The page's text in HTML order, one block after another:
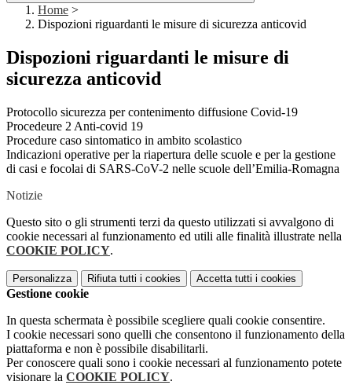
Home >
Dispozioni riguardanti le misure di sicurezza anticovid
Dispozioni riguardanti le misure di
sicurezza anticovid
Protocollo sicurezza per contenimento diffusione Covid-19
Procedeure 2 Anti-covid 19
Procedure caso sintomatico in ambito scolastico
Indicazioni operative per la riapertura delle scuole e per la gestione
di casi e focolai di SARS-CoV-2 nelle scuole dell’Emilia-Romagna
Notizie
Questo sito o gli strumenti terzi da questo utilizzati si avvalgono di
cookie necessari al funzionamento ed utili alle finalità illustrate nella
COOKIE POLICY.
Personalizza Rifiuta tutti i cookies Accetta tutti i cookies
Gestione cookie
In questa schermata è possibile scegliere quali cookie consentire.
I cookie necessari sono quelli che consentono il funzionamento della
piattaforma e non è possibile disabilitarli.
Per conoscere quali sono i cookie necessari al funzionamento potete
visionare la COOKIE POLICY.